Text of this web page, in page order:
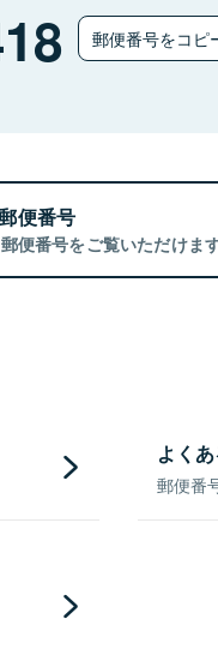
郵便番号をコピ
便番号
便番号をご覧いただけます
よく
郵便番